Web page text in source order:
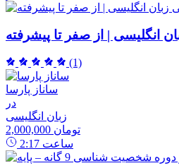
انگلیسی | از صفر تا پیشرفته
(1)
ساناز پارسا
در
زبان انگلیسی
2,000,000 تومان
2:17 ساعت